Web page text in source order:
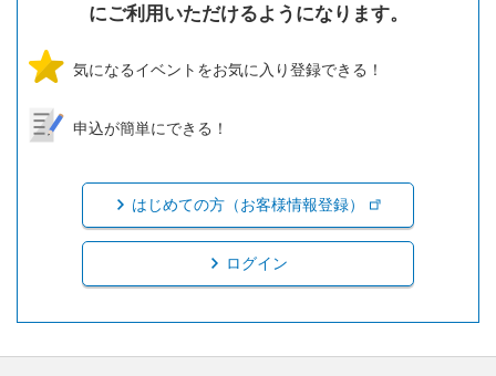
にご利用いただけるようになります。
気になるイベントをお気に入り登録できる！
申込が簡単にできる！
はじめての方（お客様情報登録）
ログイン